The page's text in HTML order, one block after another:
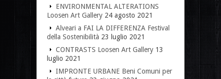
ENVIRONMENTAL ALTERATIONS
Loosen Art Gallery 24 agosto 2021
Alveari a FAI LA DIFFERENZA Festival
della Sostenibilità 23 luglio 2021
CONTRASTS Loosen Art Gallery 13
luglio 2021
IMPRONTE URBANE Beni Comuni per